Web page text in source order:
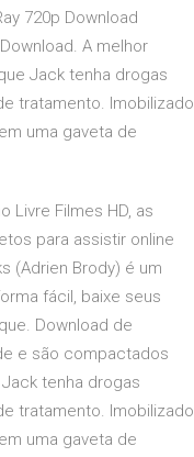
720p Download
A melhor
Jack tenha drogas
tratamento. Imobilizado
uma gaveta de
Livre Filmes HD, as
para assistir online
(Adrien Brody) é um
fácil, baixe seus
Download de
e são compactados
tenha drogas
tratamento. Imobilizado
uma gaveta de